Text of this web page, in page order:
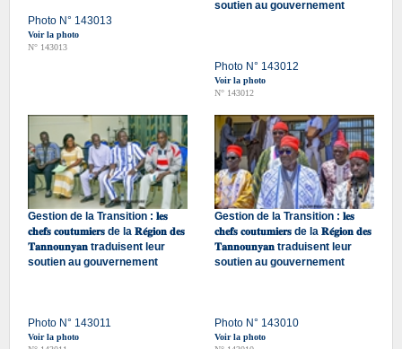
Photo N° 143013
Voir la photo
N° 143013
soutien au gouvernement
Photo N° 143012
Voir la photo
N° 143012
Gestion de la Transition : 𝐥𝐞𝐬
𝐜𝐡𝐞𝐟𝐬 𝐜𝐨𝐮𝐭𝐮𝐦𝐢𝐞𝐫𝐬 de la 𝐑𝐞́𝐠𝐢𝐨𝐧 𝐝𝐞𝐬
𝐓𝐚𝐧𝐧𝐨𝐮𝐧𝐲𝐚𝐧 traduisent leur
soutien au gouvernement
Photo N° 143011
Voir la photo
Gestion de la Transition : 𝐥𝐞𝐬
𝐜𝐡𝐞𝐟𝐬 𝐜𝐨𝐮𝐭𝐮𝐦𝐢𝐞𝐫𝐬 de la 𝐑𝐞́𝐠𝐢𝐨𝐧 𝐝𝐞𝐬
𝐓𝐚𝐧𝐧𝐨𝐮𝐧𝐲𝐚𝐧 traduisent leur
soutien au gouvernement
Photo N° 143010
Voir la photo